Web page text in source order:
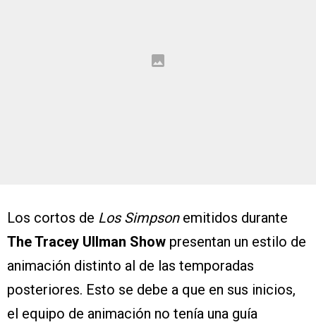
Los cortos de Los Simpson emitidos durante
The Tracey Ullman Show presentan un estilo de
animación distinto al de las temporadas
posteriores. Esto se debe a que en sus inicios,
el equipo de animación no tenía una guía